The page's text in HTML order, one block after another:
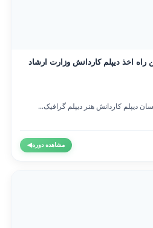
اخذ دیپلم کاردانش وزارت ارشاد
دیپلم کاردانش هنر دیپلم گرافیک...
مشاهده دوره◀